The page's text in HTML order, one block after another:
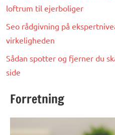
loftrum til ejerboliger
Seo rådgivning på
virkeligheden
Sådan spotter og fjerner du
side
Forretning